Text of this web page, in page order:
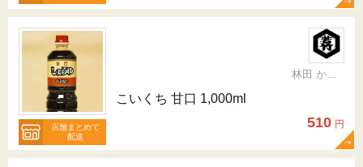
店舗まとめて
配送
林田 かおり
こいくち 甘口 1,000ml
510 円